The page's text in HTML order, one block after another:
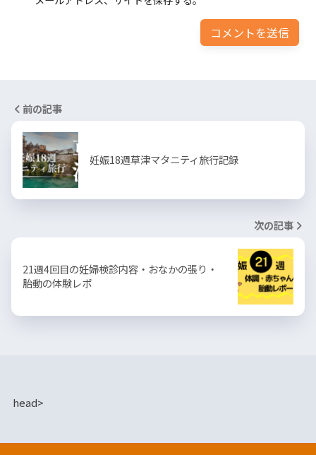
前の記事
妊娠18週草津マタニティ旅行記録
次の記事
21週4回目の妊婦検診内容・おなかの張り・
胎動の体験レポ
head>